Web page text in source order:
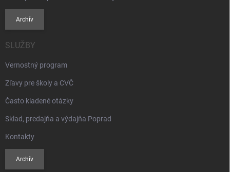
Archív
SLUŽBY
Vernostný program
Zľavy pre školy a CVČ
Často kladené otázky
Sklad, predajňa a výdajňa Poprad
Kontakty
Archív